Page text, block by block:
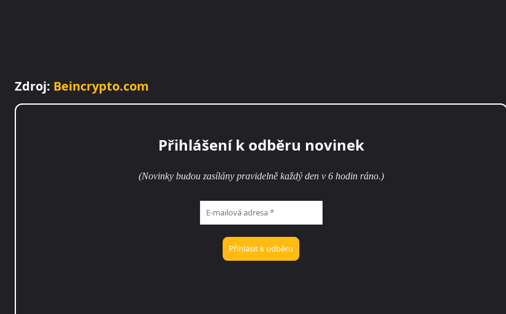
Zdroj: Beincrypto.com
Přihlášení k odběru novinek
(Novinky budou zasílány pravidelně každý den v 6 hodin ráno.)